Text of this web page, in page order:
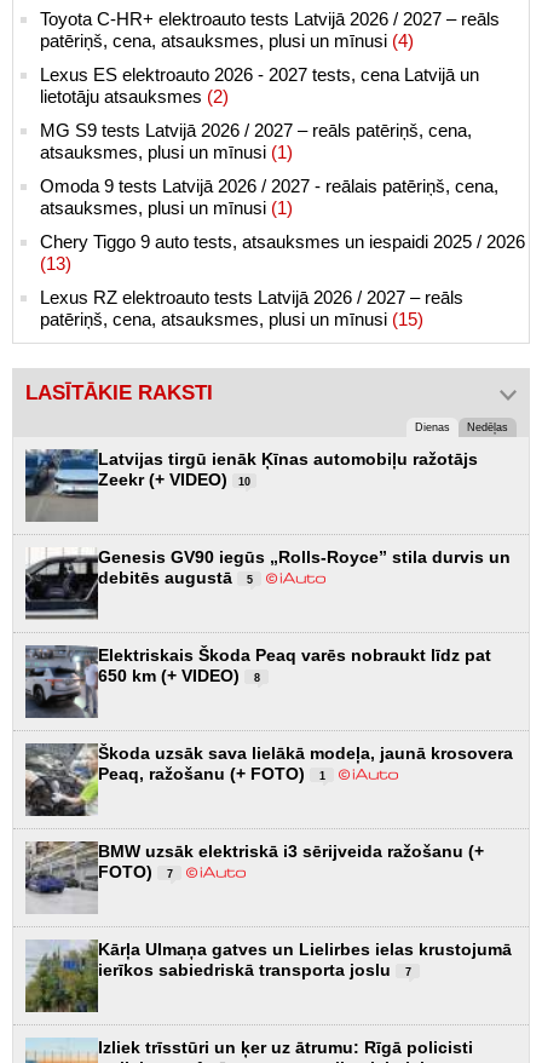
Toyota C-HR+ elektroauto tests Latvijā 2026 / 2027 – reāls
patēriņš, cena, atsauksmes, plusi un mīnusi (4)
Lexus ES elektroauto 2026 - 2027 tests, cena Latvijā un
lietotāju atsauksmes (2)
MG S9 tests Latvijā 2026 / 2027 – reāls patēriņš, cena,
atsauksmes, plusi un mīnusi (1)
Omoda 9 tests Latvijā 2026 / 2027 - reālais patēriņš, cena,
atsauksmes, plusi un mīnusi (1)
Chery Tiggo 9 auto tests, atsauksmes un iespaidi 2025 / 2026
(13)
Lexus RZ elektroauto tests Latvijā 2026 / 2027 – reāls
patēriņš, cena, atsauksmes, plusi un mīnusi (15)
LASĪTĀKIE RAKSTI
Dienas Nedēļas
Latvijas tirgū ienāk Ķīnas automobiļu ražotājs
Zeekr (+ VIDEO)
10
Genesis GV90 iegūs „Rolls-Royce” stila durvis un
debitēs augustā
5
Elektriskais Škoda Peaq varēs nobraukt līdz pat
650 km (+ VIDEO)
8
Škoda uzsāk sava lielākā modeļa, jaunā krosovera
Peaq, ražošanu (+ FOTO)
1
BMW uzsāk elektriskā i3 sērijveida ražošanu (+
FOTO)
7
Kārļa Ulmaņa gatves un Lielirbes ielas krustojumā
ierīkos sabiedriskā transporta joslu
7
Izliek trīsstūri un ķer uz ātrumu: Rīgā policisti